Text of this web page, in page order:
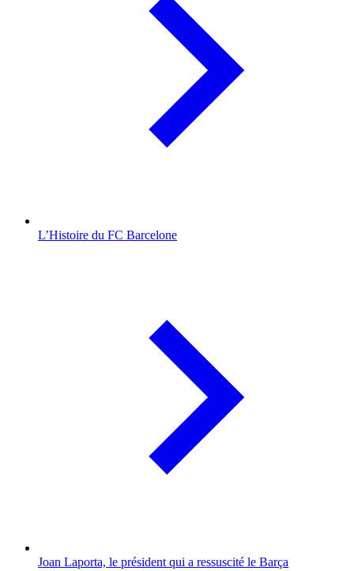
L’Histoire du FC Barcelone
Joan Laporta, le président qui a ressuscité le Barça